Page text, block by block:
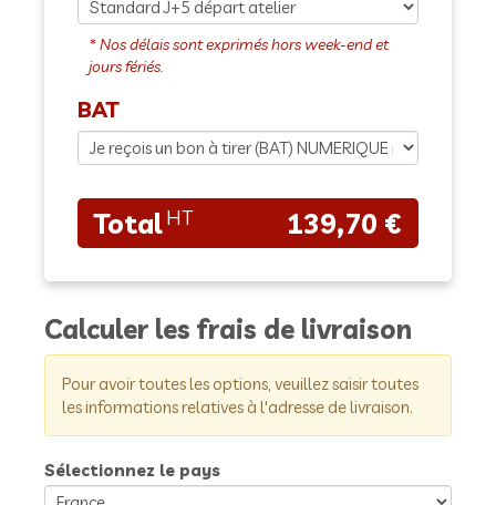
BAT
139,70 €
Calculer les frais de livraison
Pour avoir toutes les options, veuillez saisir toutes
les informations relatives à l'adresse de livraison.
Sélectionnez le pays